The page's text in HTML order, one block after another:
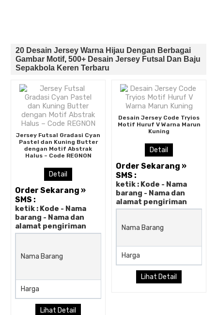
20 Desain Jersey Warna Hijau Dengan Berbagai
Gambar Motif, 500+ Desain Jersey Futsal Dan Baju
Sepakbola Keren Terbaru
Jersey Futsal Gradasi Cyan
Pastel dan Kuning Butter
dengan Motif Abstrak
Halus – Code REGNON
Detail
Order Sekarang »
SMS :
ketik : Kode - Nama
barang - Nama dan
alamat pengiriman
Nama Barang
Pastel dan Kuning Butter
dengan Motif Abstrak
Code REGNON
Harga
Lihat Detail
Desain Jersey Code Tryios
Motif Huruf V Warna Marun
Kuning
Detail
Order Sekarang »
SMS :
ketik : Kode - Nama
barang - Nama dan
alamat pengiriman
Nama Barang
Harga
Lihat Detail